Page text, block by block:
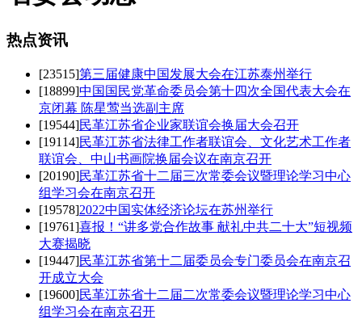
热点资讯
[23515]第三届健康中国发展大会在江苏泰州举行
[18899]中国国民党革命委员会第十四次全国代表大会在
京闭幕 陈星莺当选副主席
[19544]民革江苏省企业家联谊会换届大会召开
[19114]民革江苏省法律工作者联谊会、文化艺术工作者
联谊会、中山书画院换届会议在南京召开
[20190]民革江苏省十二届三次常委会议暨理论学习中心
组学习会在南京召开
[19578]2022中国实体经济论坛在苏州举行
[19761]喜报！“讲多党合作故事 献礼中共二十大”短视频
大赛揭晓
[19447]民革江苏省第十二届委员会专门委员会在南京召
开成立大会
[19600]民革江苏省十二届二次常委会议暨理论学习中心
组学习会在南京召开